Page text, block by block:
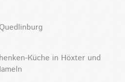
Küche in Höxter und